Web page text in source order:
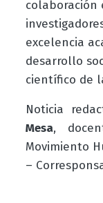
colaboración
excelencia
desarrollo
científico de
Noticia
Mesa,
Movimiento
–